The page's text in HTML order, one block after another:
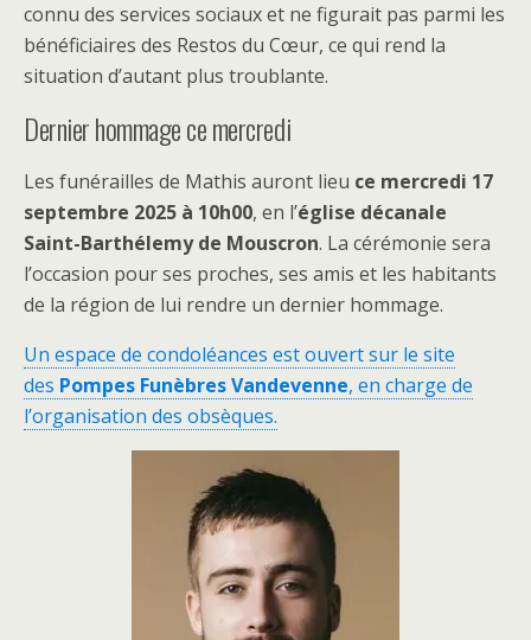
connu des services sociaux et ne figurait pas parmi les
bénéficiaires des Restos du Cœur, ce qui rend la
situation d’autant plus troublante.
Dernier hommage ce mercredi
Les funérailles de Mathis auront lieu ce mercredi 17
septembre 2025 à 10h00, en l’église décanale
Saint-Barthélemy de Mouscron. La cérémonie sera
l’occasion pour ses proches, ses amis et les habitants
de la région de lui rendre un dernier hommage.
Un espace de condoléances est ouvert sur le site
des Pompes Funèbres Vandevenne, en charge de
l’organisation des obsèques.